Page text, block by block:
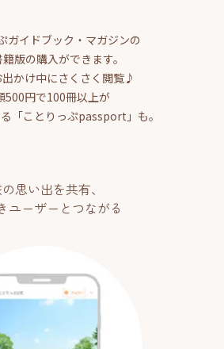
ガイドブック・マガジンの
版の購入ができます。
かけ中にさくさく閲覧♪
500円で100冊以上が
「ことりっぷpassport」も。
思い出を共有、
ユーザーとつながる